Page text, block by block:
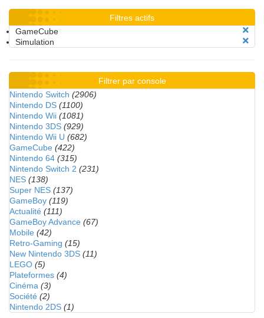
Filtres actifs
GameCube
Simulation
Filtrer par console
Nintendo Switch (2906)
Nintendo DS (1100)
Nintendo Wii (1081)
Nintendo 3DS (929)
Nintendo Wii U (682)
GameCube (422)
Nintendo 64 (315)
Nintendo Switch 2 (231)
NES (138)
Super NES (137)
GameBoy (119)
Actualité (111)
GameBoy Advance (67)
Mobile (42)
Retro-Gaming (15)
New Nintendo 3DS (11)
LEGO (5)
Plateformes (4)
Cinéma (3)
Société (2)
Nintendo 2DS (1)